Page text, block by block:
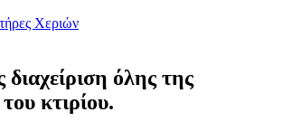
Χεριών
όλης της
κτιρίου.